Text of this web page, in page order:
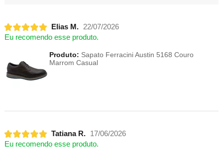
Elias M.
22/07/2026
Eu recomendo esse produto.
Produto: Sapato Ferracini Austin 5168 Couro
Marrom Casual
Tatiana R.
17/06/2026
Eu recomendo esse produto.